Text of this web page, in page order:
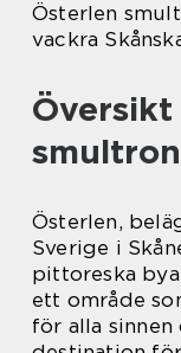
Österlen
vackra
Översikt
Österlen,
Sverige i
pittoreska
ett område
för alla sinnen